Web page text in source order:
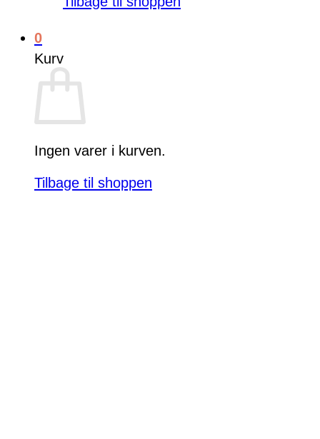
0
Kurv
Ingen varer i kurven.
Tilbage til shoppen